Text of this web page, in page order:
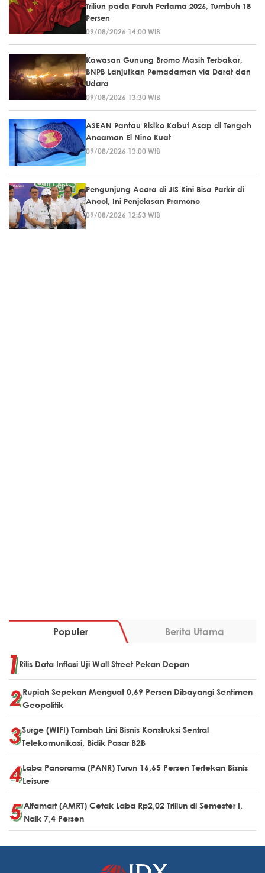
Triliun pada Paruh Pertama 2026, Tumbuh 18
Persen
09/08/2026 14:00 WIB
Kawasan Gunung Bromo Masih Terbakar,
BNPB Lanjutkan Pemadaman via Darat dan
Udara
09/08/2026 13:30 WIB
ASEAN Pantau Risiko Kabut Asap di Tengah
Ancaman El Nino Kuat
09/08/2026 13:00 WIB
Pengunjung Acara di JIS Kini Bisa Parkir di
Ancol, Ini Penjelasan Pramono
09/08/2026 12:53 WIB
Populer Berita Utama
Rilis Data Inflasi Uji Wall Street Pekan Depan
Rupiah Sepekan Menguat 0,69 Persen Dibayangi Sentimen
Geopolitik
Surge (WIFI) Tambah Lini Bisnis Konstruksi Sentral
Telekomunikasi, Bidik Pasar B2B
Laba Panorama (PANR) Turun 16,65 Persen Tertekan Bisnis
Leisure
Alfamart (AMRT) Cetak Laba Rp2,02 Triliun di Semester I,
Naik 7,4 Persen